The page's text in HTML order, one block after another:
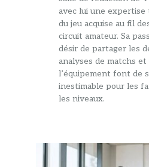
avec lui une
du jeu acquise au fil
circuit amateur. Sa
désir de partager les
analyses de matchs
l’équipement font de
inestimable pour les
les niveaux.